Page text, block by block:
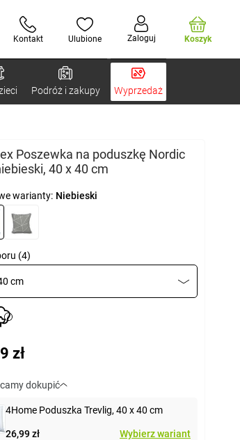
Kontakt Ulubione Zaloguj Koszyk
Podróż i zakupy Wyprzedaż
Poszewka na poduszkę Nordic
40 x 40 cm
warianty: Niebieski
(4)
cm
zł
dokupić
4Home Poduszka Trevlig, 40 x 40 cm
26,99 zł Wybierz wariant